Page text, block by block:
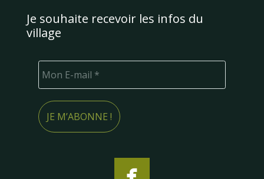
Je souhaite recevoir les infos du
village